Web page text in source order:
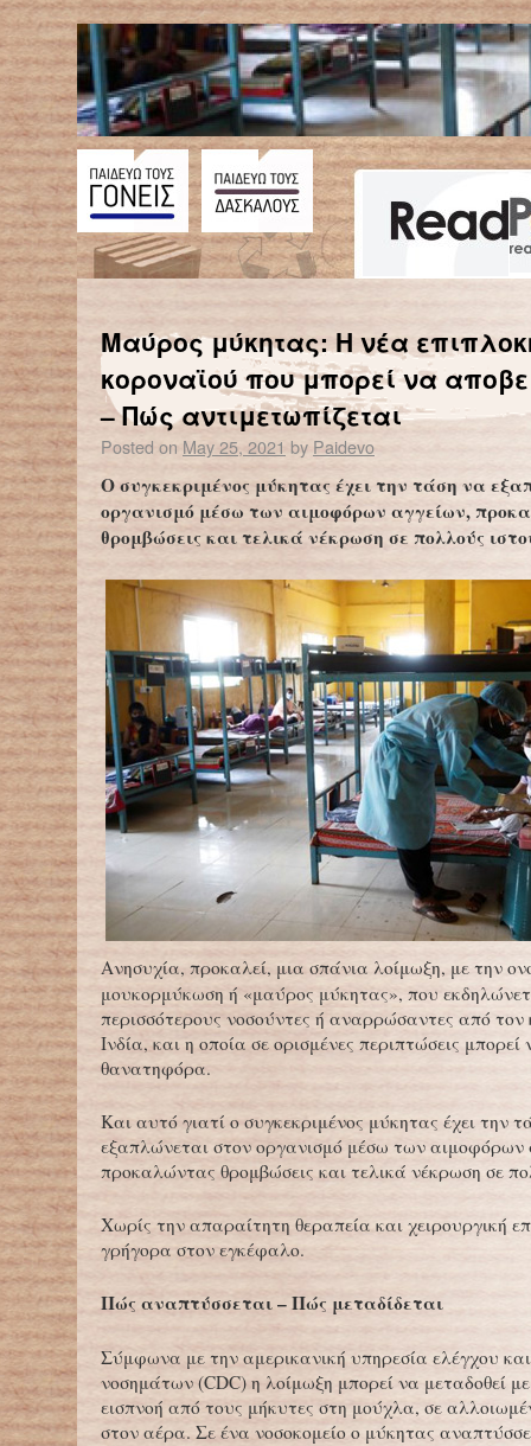
Μερική αποκατάσταση της όρασης ενός τυφλού μέσω νέας οπτογενετικής θεραπείας
Μαύρος μύκητας: Η νέα
κοροναϊού που μπορεί να
– Πώς αντιμετωπίζεται
Posted on May 25, 2021 by Paidevo
O συγκεκριμένος μύκητας έχει την τάση να
οργανισμό μέσω των αιμοφόρων αγγείων,
θρομβώσεις και τελικά νέκρωση σε πολλούς
Ανησυχία, προκαλεί, μια σπάνια λοίμωξη, με την
μουκορμύκωση ή «μαύρος μύκητας», που
περισσότερους νοσούντες ή αναρρώσαντες από τον
Ινδία, και η οποία σε ορισμένες περιπτώσεις μπορεί
θανατηφόρα.
Και αυτό γιατί ο συγκεκριμένος μύκητας έχει την
εξαπλώνεται στον οργανισμό μέσω των αιμοφόρων
προκαλώντας θρομβώσεις και τελικά νέκρωση σε
Χωρίς την απαραίτητη θεραπεία και χειρουργική
γρήγορα στον εγκέφαλο.
Πώς αναπτύσσεται – Πώς μεταδίδεται
Σύμφωνα με την αμερικανική υπηρεσία ελέγχου
νοσημάτων (CDC) η λοίμωξη μπορεί να μεταδοθεί
εισπνοή από τους μήκυτες στη μούχλα, σε
στον αέρα. Σε ένα νοσοκομείο ο μύκητας